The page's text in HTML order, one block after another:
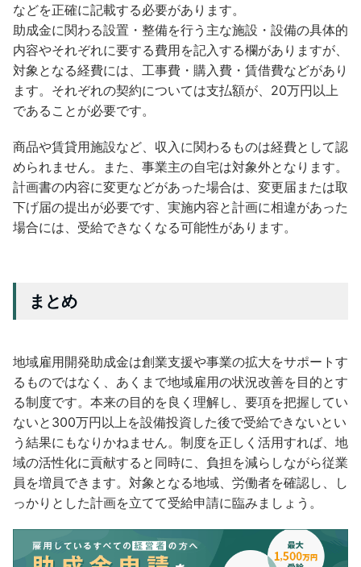
などを正確に記載する必要があります。
助成金に関わる設置・整備を行う主な施設・設備の具体的
内容やそれぞれに要する費用を記入する欄がありますが、
対象となる経費には、工事費・購入費・賃借費などがあり
ます。それぞれの契約については支払額が、20万円以上
であることが必要です。
商品や賃貸用施設など、収入に関わるものは経費として認
められません。また、事業主の自宅は対象外となります。
計画書の内容に変更などがあった場合は、変更届または取
下げ届の提出が必要です、実施内容と計画に相違があった
場合には、受給できなくなる可能性があります。
まとめ
地域雇用開発助成金は創業支援や事業の拡大をサポートす
るものではなく、あくまで地域雇用の状況改善を目的とす
る制度です。本来の目的を良く理解し、要項を把握してい
ないと300万円以上を設備投資した後で受給できないとい
う結果にもなりかねません。制度を正しく活用すれば、地
域の活性化に貢献すると同時に、負担を減らしながら従業
員を増員できます。対象となる地域、労働者を確認し、し
っかりとした計画を立てて受給申請に臨みましょう。